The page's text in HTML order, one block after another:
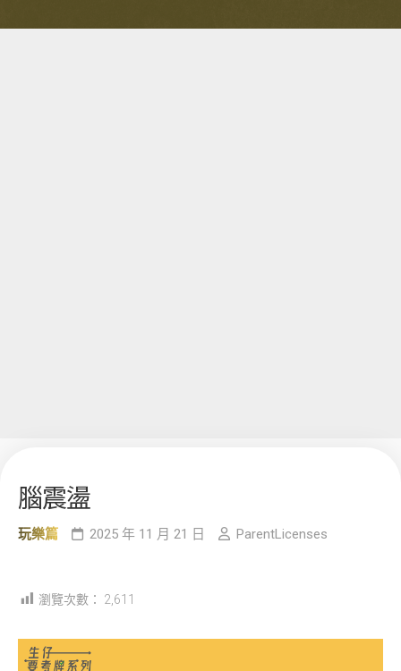
腦震盪
玩樂篇 2025 年 11 月 21 日 ParentLicenses
瀏覽次數： 2,611